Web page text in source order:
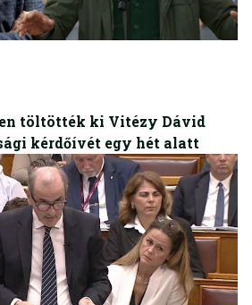
töltötték ki Vitézy Dávid
kérdőívét egy hét alatt